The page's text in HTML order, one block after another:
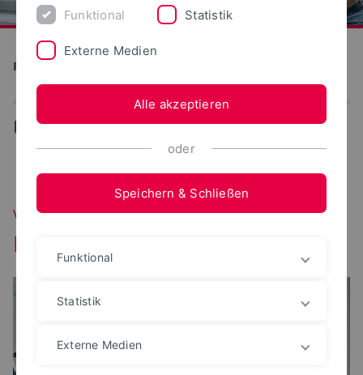
Produktion und Technik
...
Voraussetzungen Produktion und
Management ab WS 2024/2025
Funktional Statistik
Externe Medien
Alle akzeptieren
oder
Speichern & Schließen
Funktional
Statistik
Externe Medien